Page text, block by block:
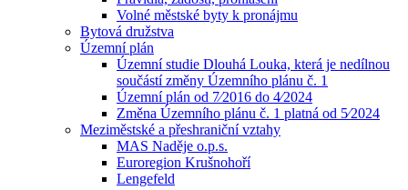
Volné městské byty k pronájmu
Bytová družstva
Územní plán
Územní studie Dlouhá Louka, která je nedílnou
součástí změny Územního plánu č. 1
Územní plán od 7⁄2016 do 4⁄2024
Změna Územního plánu č. 1 platná od 5⁄2024
Meziměstské a přeshraniční vztahy
MAS Naděje o.p.s.
Euroregion Krušnohoří
Lengefeld